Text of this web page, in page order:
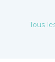
Tous